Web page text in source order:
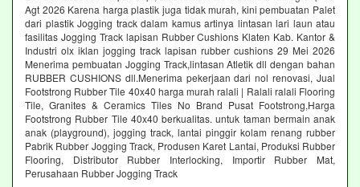
Agt 2026 Karena harga plastik juga tidak murah, kini pembuatan Palet
dari plastik Jogging track dalam kamus artinya lintasan lari laun atau
fasilitas Jogging Track lapisan Rubber Cushions Klaten Kab. Kantor &
Industri olx iklan jogging track lapisan rubber cushions 29 Mei 2026
Menerima pembuatan Jogging Track,lintasan Atletik dll dengan bahan
RUBBER CUSHIONS dll.Menerima pekerjaan dari nol renovasi, Jual
Footstrong Rubber Tile 40x40 harga murah ralali | Ralali ralali Flooring
Tile, Granites & Ceramics Tiles No Brand Pusat Footstrong,Harga
Footstrong Rubber Tile 40x40 berkualitas. untuk taman bermain anak
anak (playground), jogging track, lantai pinggir kolam renang rubber
Pabrik Rubber Jogging Track, Produsen Karet Lantai, Produksi Rubber
Flooring, Distributor Rubber Interlocking, Importir Rubber Mat,
Perusahaan Rubber Jogging Track